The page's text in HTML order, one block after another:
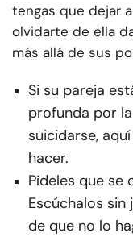
tengas que dejar
olvidarte de ella
más allá de sus
Si su pareja
profunda por
suicidarse,
hacer.
Pídeles que se
Escúchalos
de que no lo